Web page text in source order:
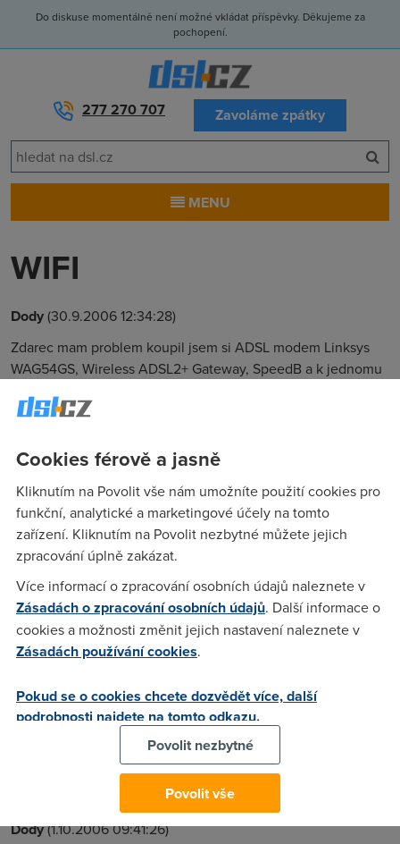
Do diskuse momentálně není možné vkládat příspěvky. Děkujeme za
pochopení.
277 270 707 Zavoláme zpátky
MENU
WIFI
Dody(30.9.2006 12:34:28)
Zdarec mam problem koupil jsem si ADSL modem Linksys
WAG54GS, Wireless ADSL2+ Gateway, SpeedB a k jednomu
druhemu compu jsem to chtel připojit přes Wifi a njak mi to
karu na zakladovce.Poradte pls.Dik.
martin USTI(30.9.2006 14:00:19)
Mas v tom routeru zapnuty AP? A samozrejme aktivni
neznalost, ale stava se ;-)))
Dody(30.9.2006 23:08:28)
signalu Vynikajici . Ale nevim jak mam udelat abych videl i
druhy počitač a abych se stoho compu připojil na net.V
manualu nic neni tam je jen jak nastavit modem.Tak nevim
jestli ste to pochopili.Jinak uvitam dalši rady.Dik
Dody(1.10.2006 09:41:26)
Cookies férově a jasně
Kliknutím na Povolit vše nám umožníte použití cookies pro
funkční, analytické a marketingové účely na tomto
zařízení. Kliknutím na Povolit nezbytné můžete jejich
zpracování úplně zakázat.
Více informací o zpracování osobních údajů naleznete v
Zásadách o zpracování osobních údajů. Další informace o
cookies a možnosti změnit jejich nastavení naleznete v
Zásadách používání cookies.
Pokud se o cookies chcete dozvědět více, další
podrobnosti najdete na tomto odkazu.
Povolit nezbytné
Povolit vše